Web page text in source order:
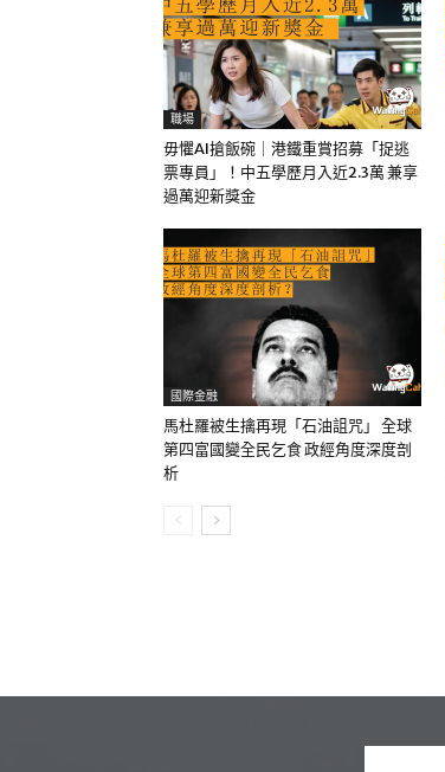
職場
毋懼AI搶飯碗｜港鐵重賞招募「捉逃
票專員」！中五學歷月入近2.3萬 兼享
過萬迎新獎金
國際金融
馬杜羅被生擒再現「石油詛咒」 全球
第四富國變全民乞食 政經角度深度剖
析